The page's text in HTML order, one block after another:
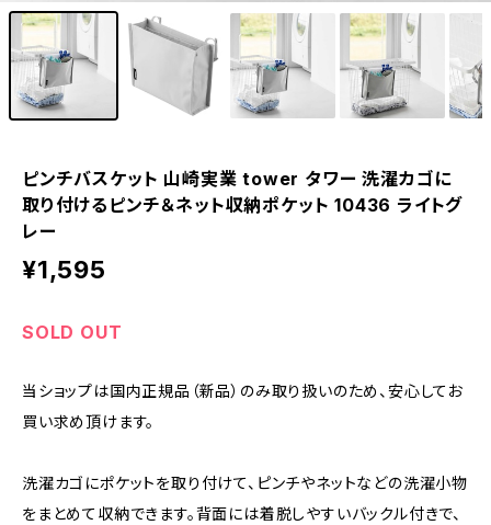
ピンチバスケット 山崎実業 tower タワー 洗濯カゴに
取り付けるピンチ＆ネット収納ポケット 10436 ライトグ
レー
¥1,595
SOLD OUT
当ショップは国内正規品（新品）のみ取り扱いのため、安心してお
買い求め頂けます。
洗濯カゴにポケットを取り付けて、ピンチやネットなどの洗濯小物
をまとめて収納できます。背面には着脱しやすいバックル付きで、